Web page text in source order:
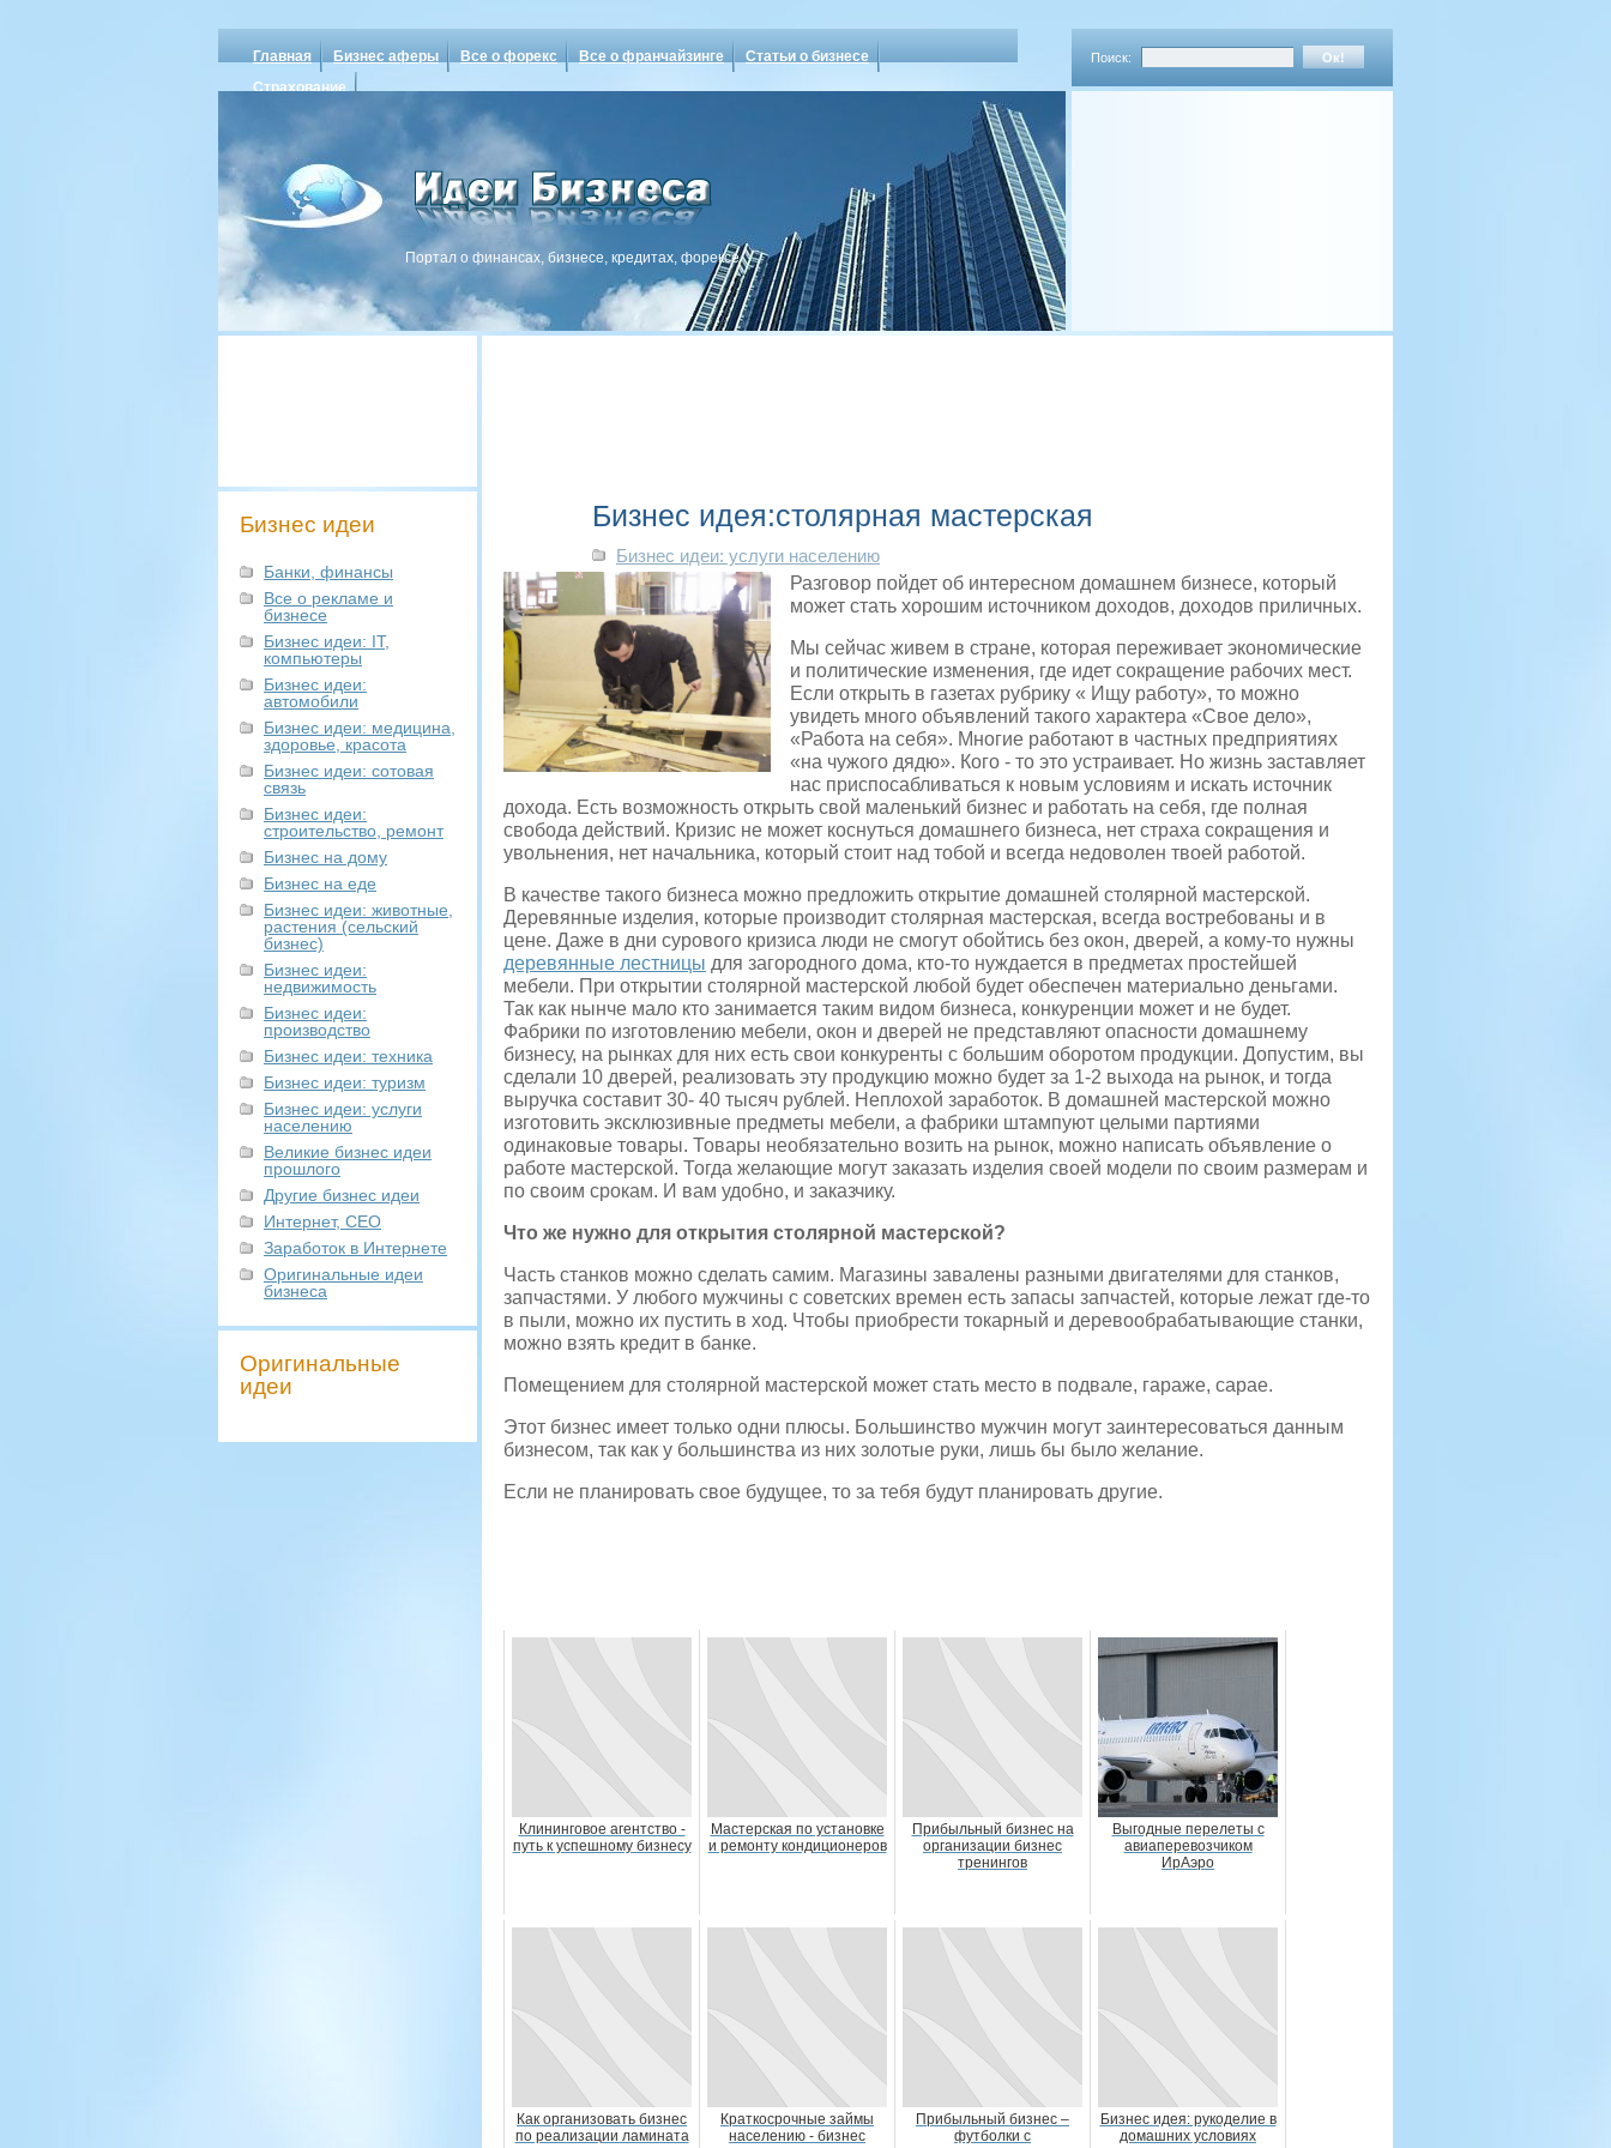
Главная Бизнес аферы Все о форекс Все о франчайзинге
Статьи о бизнесе
Страхование
Поиск:
Портал о финансах, бизнесе, кредитах, форексе
Бизнес идеи
Банки, финансы
Все о рекламе и
бизнесе
Бизнес идеи: IT,
компьютеры
Бизнес идеи:
автомобили
Бизнес идеи: медицина,
здоровье, красота
Бизнес идеи: сотовая
связь
Бизнес идеи:
строительство, ремонт
Бизнес на дому
Бизнес на еде
Бизнес идеи: животные,
растения (сельский
бизнес)
Бизнес идеи:
недвижимость
Бизнес идеи:
производство
Бизнес идеи: техника
Бизнес идеи: туризм
Бизнес идеи: услуги
населению
Великие бизнес идеи
прошлого
Другие бизнес идеи
Интернет, СЕО
Заработок в Интернете
Оригинальные идеи
бизнеса
Оригинальные
идеи
Бизнес идея:столярная мастерская
Бизнес идеи: услуги населению
Разговор пойдет об интересном домашнем бизнесе, который
может стать хорошим источником доходов, доходов приличных.
Мы сейчас живем в стране, которая переживает экономические
и политические изменения, где идет сокращение рабочих мест.
Если открыть в газетах рубрику « Ищу работу», то можно
увидеть много объявлений такого характера «Свое дело»,
«Работа на себя». Многие работают в частных предприятиях
«на чужого дядю». Кого - то это устраивает. Но жизнь заставляет
нас приспосабливаться к новым условиям и искать источник
дохода. Есть возможность открыть свой маленький бизнес и работать на себя, где полная
свобода действий. Кризис не может коснуться домашнего бизнеса, нет страха сокращения и
увольнения, нет начальника, который стоит над тобой и всегда недоволен твоей работой.
В качестве такого бизнеса можно предложить открытие домашней столярной мастерской.
Деревянные изделия, которые производит столярная мастерская, всегда востребованы и в
цене. Даже в дни сурового кризиса люди не смогут обойтись без окон, дверей, а кому-то нужны
деревянные лестницы для загородного дома, кто-то нуждается в предметах простейшей
мебели. При открытии столярной мастерской любой будет обеспечен материально деньгами.
Так как нынче мало кто занимается таким видом бизнеса, конкуренции может и не будет.
Фабрики по изготовлению мебели, окон и дверей не представляют опасности домашнему
бизнесу, на рынках для них есть свои конкуренты с большим оборотом продукции. Допустим, вы
сделали 10 дверей, реализовать эту продукцию можно будет за 1-2 выхода на рынок, и тогда
выручка составит 30- 40 тысяч рублей. Неплохой заработок. В домашней мастерской можно
изготовить эксклюзивные предметы мебели, а фабрики штампуют целыми партиями
одинаковые товары. Товары необязательно возить на рынок, можно написать объявление о
работе мастерской. Тогда желающие могут заказать изделия своей модели по своим размерам и
по своим срокам. И вам удобно, и заказчику.
Что же нужно для открытия столярной мастерской?
Часть станков можно сделать самим. Магазины завалены разными двигателями для станков,
запчастями. У любого мужчины с советских времен есть запасы запчастей, которые лежат где-то
в пыли, можно их пустить в ход. Чтобы приобрести токарный и деревообрабатывающие станки,
можно взять кредит в банке.
Помещением для столярной мастерской может стать место в подвале, гараже, сарае.
Этот бизнес имеет только одни плюсы. Большинство мужчин могут заинтересоваться данным
бизнесом, так как у большинства из них золотые руки, лишь бы было желание.
Если не планировать свое будущее, то за тебя будут планировать другие.
Клининговое агентство -
путь к успешному бизнесу
Мастерская по установке
и ремонту кондиционеров
Прибыльный бизнес на
организации бизнес
тренингов
Выгодные перелеты с
авиаперевозчиком
ИрАэро
Как организовать бизнес
по реализации ламината
Краткосрочные займы
населению - бизнес
Прибыльный бизнес –
футболки с
Бизнес идея: рукоделие в
домашних условиях